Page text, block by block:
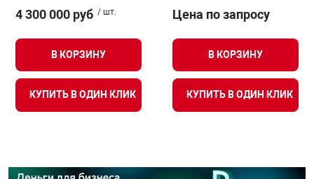
4 300 000 руб / шт.
В КОРЗИНУ
КУПИТЬ В ОДИН КЛИК
Цена по запросу
В КОРЗИНУ
КУПИТЬ В ОДИН КЛИК